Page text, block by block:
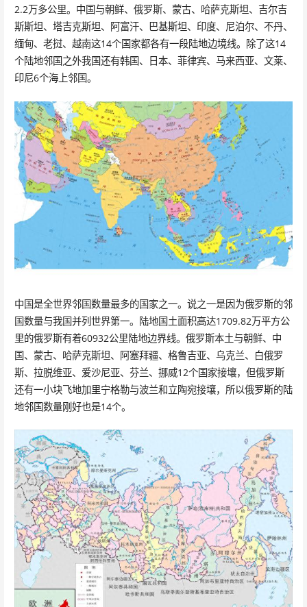
2.2万多公里。中国与朝鲜、俄罗斯、蒙古、哈萨克斯坦、吉尔吉
斯斯坦、塔吉克斯坦、阿富汗、巴基斯坦、印度、尼泊尔、不丹、
缅甸、老挝、越南这14个国家都各有一段陆地边境线。除了这14
个陆地邻国之外我国还有韩国、日本、菲律宾、马来西亚、文莱、
印尼6个海上邻国。
中国是全世界邻国数量最多的国家之一。说之一是因为俄罗斯的邻
国数量与我国并列世界第一。陆地国土面积高达1709.82万平方公
里的俄罗斯有着60932公里陆地边界线。俄罗斯本土与朝鲜、中
国、蒙古、哈萨克斯坦、阿塞拜疆、格鲁吉亚、乌克兰、白俄罗
斯、拉脱维亚、爱沙尼亚、芬兰、挪威12个国家接壤，但俄罗斯
还有一小块飞地加里宁格勒与波兰和立陶宛接壤，所以俄罗斯的陆
地邻国数量刚好也是14个。